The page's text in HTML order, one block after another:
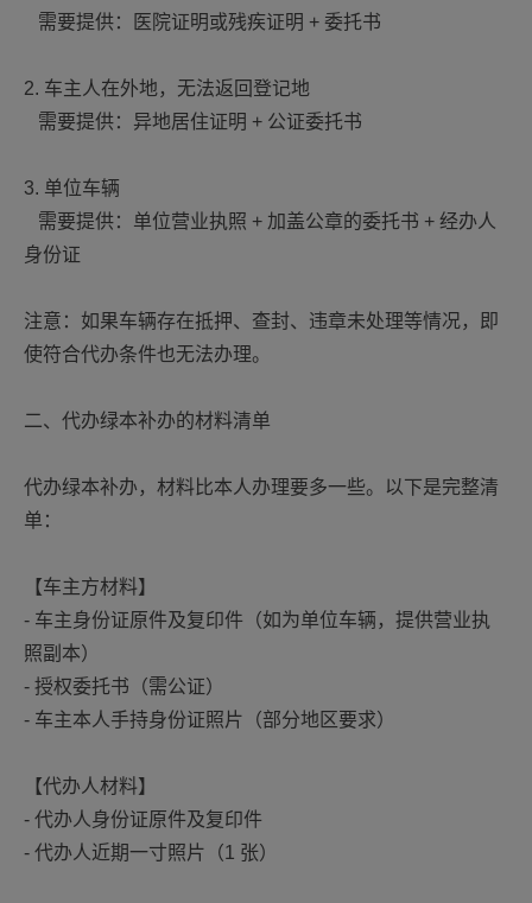
需要提供：医院证明或残疾证明 + 委托书
2. 车主人在外地，无法返回登记地
需要提供：异地居住证明 + 公证委托书
3. 单位车辆
需要提供：单位营业执照 + 加盖公章的委托书 + 经办人
身份证
注意：如果车辆存在抵押、查封、违章未处理等情况，即
使符合代办条件也无法办理。
二、代办绿本补办的材料清单
代办绿本补办，材料比本人办理要多一些。以下是完整清
单：
【车主方材料】
- 车主身份证原件及复印件（如为单位车辆，提供营业执
照副本）
- 授权委托书（需公证）
- 车主本人手持身份证照片（部分地区要求）
【代办人材料】
- 代办人身份证原件及复印件
- 代办人近期一寸照片（1 张）